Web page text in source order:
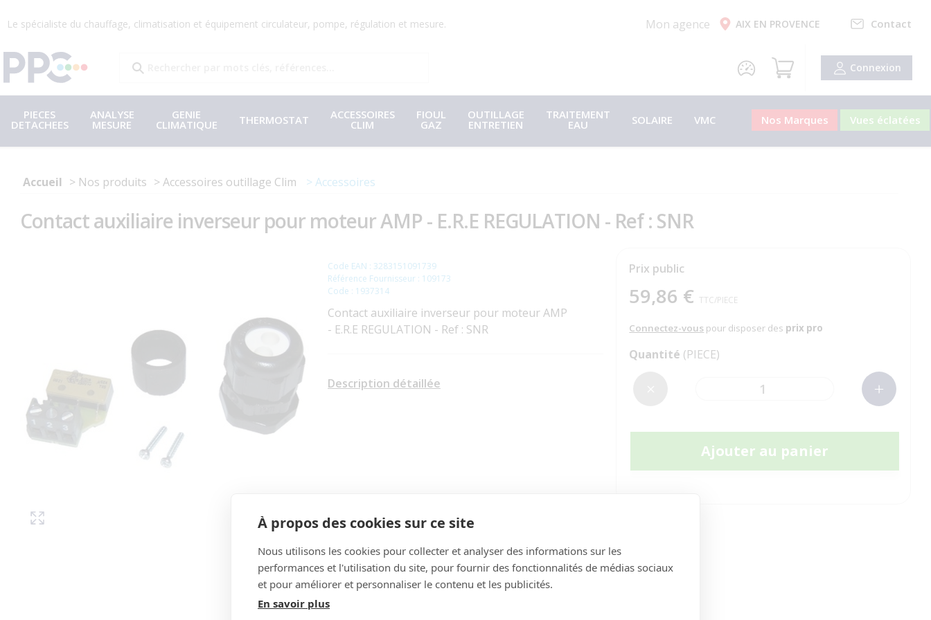
Le spécialiste du chauffage, climatisation et équipement circulateur, pompe, régulation et mesure. Mon agence AIX EN PROVENCE Contact
Connexion
PIECES
DETACHEES
ANALYSE
MESURE
GENIE
CLIMATIQUE THERMOSTAT ACCESSOIRES
CLIM
FIOUL
GAZ
OUTILLAGE
ENTRETIEN
TRAITEMENT
EAU SOLAIRE VMC Nos Marques Vues éclatées
Accueil Nos produits Accessoires outillage Clim Accessoires
Contact auxiliaire inverseur pour moteur AMP - E.R.E REGULATION - Ref : SNR
Code EAN : 3283151091739
Référence Fournisseur : 109173
Code : 1937314
Contact auxiliaire inverseur pour moteur AMP
- E.R.E REGULATION - Ref : SNR
Description détaillée
Prix public
59,86 € TTC/PIECE
Connectez-vous pour disposer des prix pro
Quantité (PIECE)
Ajouter au panier
À propos des cookies sur ce site
Nous utilisons les cookies pour collecter et analyser des informations sur les
performances et l'utilisation du site, pour fournir des fonctionnalités de médias sociaux
et pour améliorer et personnaliser le contenu et les publicités.
En savoir plus